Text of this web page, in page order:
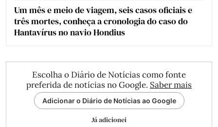
Um mês e meio de viagem, seis casos oficiais e
três mortes, conheça a cronologia do caso do
Hantavírus no navio Hondius
Escolha o Diário de Notícias como fonte
preferida de notícias no Google. Saber mais
Adicionar o Diário de Notícias ao Google
Já adicionei